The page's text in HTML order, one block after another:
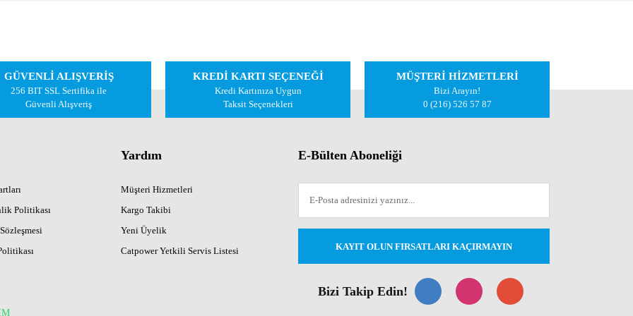
Gönder
GÜVENLİ ALIŞVERİŞ
256 BIT SSL Sertifika ile
Güvenli Alışveriş
KREDİ KARTI SEÇENEĞİ
Kredi Kartınıza Uygun
Taksit Seçenekleri
MÜŞTERİ HİZMETLERİ
Bizi Arayın!
0 (216) 526 57 87
Politikası
Yardım
Müşteri Hizmetleri
Kargo Takibi
Yeni Üyelik
Catpower Yetkili Servis Listesi
E-Bülten Aboneliği
KAYIT OLUN FIRSATLARI KAÇIRMAYIN
Bizi Takip Edin!